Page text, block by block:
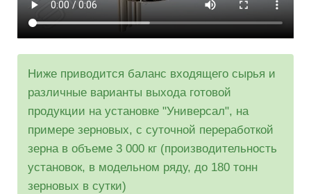
Ниже приводится баланс входящего сырья и
различные варианты выхода готовой
продукции на установке "Универсал", на
примере зерновых, с суточной переработкой
зерна в объеме 3 000 кг (производительность
установок, в модельном ряду, до 180 тонн
зерновых в сутки)